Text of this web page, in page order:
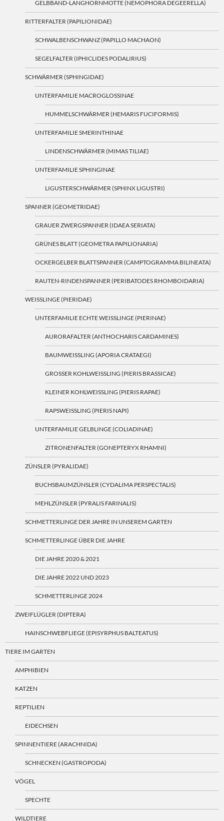
GELBBAND-LANGHORNMOTTE (NEMOPHORA DEGEERELLA)
RITTERFALTER (PAPILIONIDAE)
SCHWALBENSCHWANZ (PAPILLO MACHAON)
SEGELFALTER (IPHICLIDES PODALIRIUS)
SCHWÄRMER (SPHINGIDAE)
UNTERFAMILIE MACROGLOSSINAE
HUMMELSCHWÄRMER (HEMARIS FUCIFORMIS)
UNTERFAMILIE SMERINTHINAE
LINDENSCHWÄRMER (MIMAS TILIAE)
UNTERFAMILIE SPHINGINAE
LIGUSTERSCHWÄRMER (SPHINX LIGUSTRI)
SPANNER (GEOMETRIDAE)
GRAUER ZWERGSPANNER (IDAEA SERIATA)
GRÜNES BLATT (GEOMETRA PAPILIONARIA)
OCKERGELBER BLATTSPANNER (CAMPTOGRAMMA BILINEATA)
RAUTEN-RINDENSPANNER (PERIBATODES RHOMBOIDARIA)
WEISSLINGE (PIERIDAE)
UNTERFAMILIE ECHTE WEISSLINGE (PIERINAE)
AURORAFALTER (ANTHOCHARIS CARDAMINES)
BAUMWEISSLING (APORIA CRATAEGI)
GROSSER KOHLWEISSLING (PIERIS BRASSICAE)
KLEINER KOHLWEISSLING (PIERIS RAPAE)
RAPSWEISSLING (PIERIS NAPI)
UNTERFAMILIE GELBLINGE (COLIADINAE)
ZITRONENFALTER (GONEPTERYX RHAMNI)
ZÜNSLER (PYRALIDAE)
BUCHSBAUMZÜNSLER (CYDALIMA PERSPECTALIS)
MEHLZÜNSLER (PYRALIS FARINALIS)
SCHMETTERLINGE DER JAHRE IN UNSEREM GARTEN
SCHMETTERLINGE ÜBER DIE JAHRE
DIE JAHRE 2020 & 2021
DIE JAHRE 2022 UND 2023
SCHMETTERLINGE 2024
ZWEIFLÜGLER (DIPTERA)
HAINSCHWEBFLIEGE (EPISYRPHUS BALTEATUS)
TIERE IM GARTEN
AMPHIBIEN
KATZEN
REPTILIEN
EIDECHSEN
SPINNENTIERE (ARACHNIDA)
SCHNECKEN (GASTROPODA)
VÖGEL
SPECHTE
WILDTIERE